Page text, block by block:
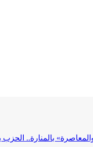
والمعاصرة» بالمنارة..